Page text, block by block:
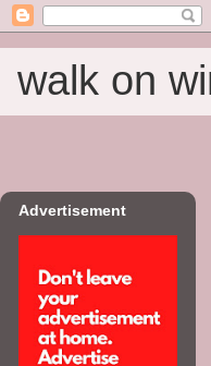
walk on
Advertisement